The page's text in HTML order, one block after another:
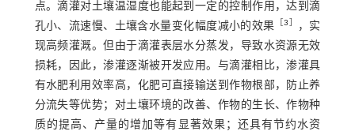
点。滴灌对土壤温湿度也能起到一定的控制作用，达到滴
孔小、流速慢、土壤含水量变化幅度减小的效果 ［3
，实
现高频灌溉。但由于滴灌表层水分蒸发，导致水资源无效
损耗，因此，渗灌逐渐被开发应用。与滴灌相比，渗灌具
有水肥利用效率高，化肥可直接输送到作物根部，防止养
分流失等优势；对土壤环境的改善、作物的生长、作物种
质的提高、产量的增加等有显著效果；还具有节约水资